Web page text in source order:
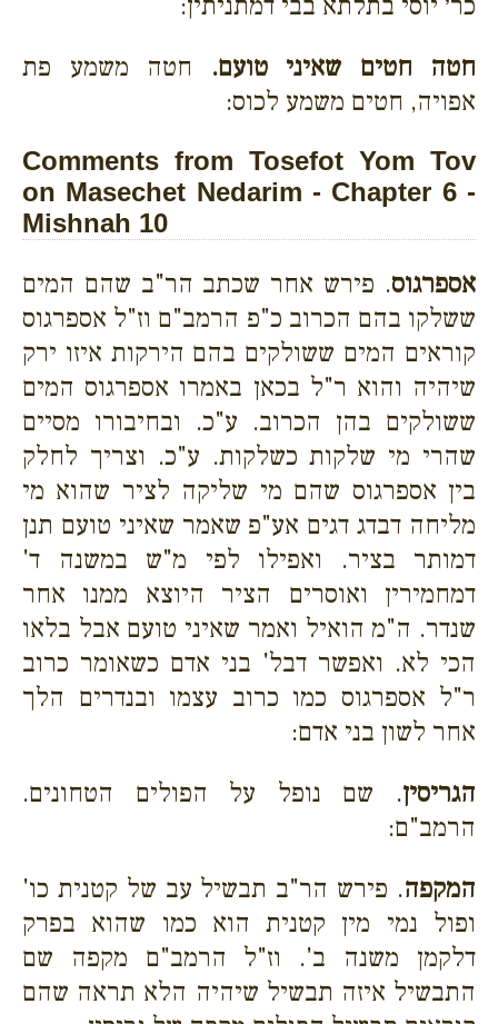
חטה חטים שאיני טועם. חטה משמע פת
אפויה, חטים משמע לכוס:
Comments from Tosefot Yom Tov
on Masechet Nedarim - Chapter 6 -
Mishnah 10
אספרגוס. פירש אחר שכתב הר"ב שהם המים
ששלקו בהם הכרוב כ"פ הרמב"ם וז"ל אספרגוס
קוראים המים ששולקים בהם הירקות איזו ירק
שיהיה והוא ר"ל בכאן באמרו אספרגוס המים
ששולקים בהן הכרוב. ע"כ. ובחיבורו מסיים
שהרי מי שלקות כשלקות. ע"כ. וצריך לחלק
בין אספרגוס שהם מי שליקה לציר שהוא מי
מליחה דבדג דגים אע"פ שאמר שאיני טועם תנן
דמותר בציר. ואפילו לפי מ"ש במשנה ד'
דמחמירין ואוסרים הציר היוצא ממנו אחר
שנדר. ה"מ הואיל ואמר שאיני טועם אבל בלאו
הכי לא. ואפשר דבל' בני אדם כשאומר כרוב
ר"ל אספרגוס כמו כרוב עצמו ובנדרים הלך
אחר לשון בני אדם:
הגריסין. שם נופל על הפולים הטחונים.
הרמב"ם:
המקפה. פירש הר"ב תבשיל עב של קטנית כו'
ופול נמי מין קטנית הוא כמו שהוא בפרק
דלקמן משנה ב'. וז"ל הרמב"ם מקפה שם
התבשיל איזה תבשיל שיהיה הלא תראה שהם